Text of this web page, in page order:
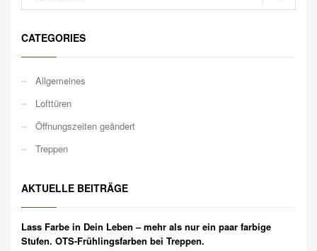
CATEGORIES
Allgemeines
Lofttüren
Öffnungszeiten geändert
Treppen
AKTUELLE BEITRÄGE
Lass Farbe in Dein Leben – mehr als nur ein paar farbige
Stufen. OTS-Frühlingsfarben bei Treppen.